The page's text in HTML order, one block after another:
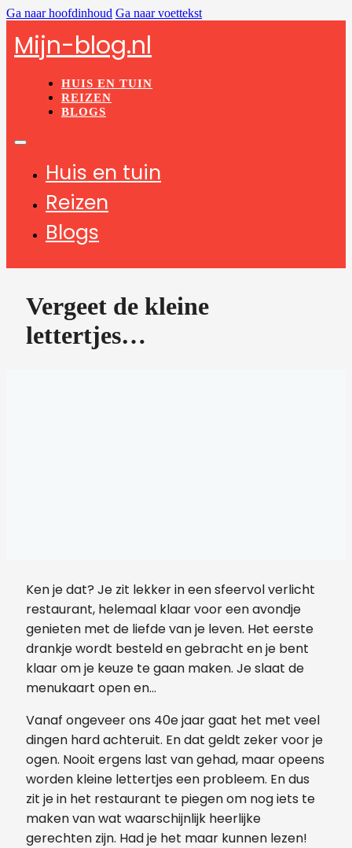
Ga naar hoofdinhoud Ga naar voettekst
Mijn-blog.nl
HUIS EN TUIN
REIZEN
BLOGS
Huis en tuin
Reizen
Blogs
Vergeet de kleine
lettertjes…
Ken je dat? Je zit lekker in een sfeervol verlicht
restaurant, helemaal klaar voor een avondje
genieten met de liefde van je leven. Het eerste
drankje wordt besteld en gebracht en je bent
klaar om je keuze te gaan maken. Je slaat de
menukaart open en…
Vanaf ongeveer ons 40e jaar gaat het met veel
dingen hard achteruit. En dat geldt zeker voor je
ogen. Nooit ergens last van gehad, maar opeens
worden kleine lettertjes een probleem. En dus
zit je in het restaurant te piegen om nog iets te
maken van wat waarschijnlijk heerlijke
gerechten zijn. Had je het maar kunnen lezen!